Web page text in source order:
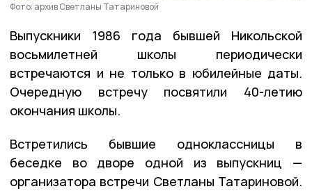
Фото: архив Светланы Татариновой
Выпускники 1986 года бывшей Никольской
восьмилетней школы периодически
встречаются и не только в юбилейные даты.
Очередную встречу посвятили 40-летию
окончания школы.
Встретились бывшие одноклассницы в
беседке во дворе одной из выпускниц —
организатора встречи Светланы Татариновой.